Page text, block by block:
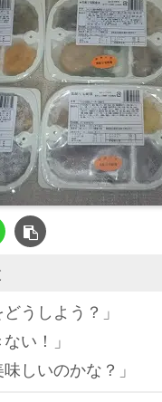
うしよう？」
い！」
しいのかな？」